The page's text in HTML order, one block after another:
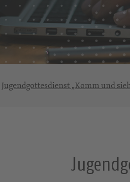
Jugendgottesdienst „Komm und